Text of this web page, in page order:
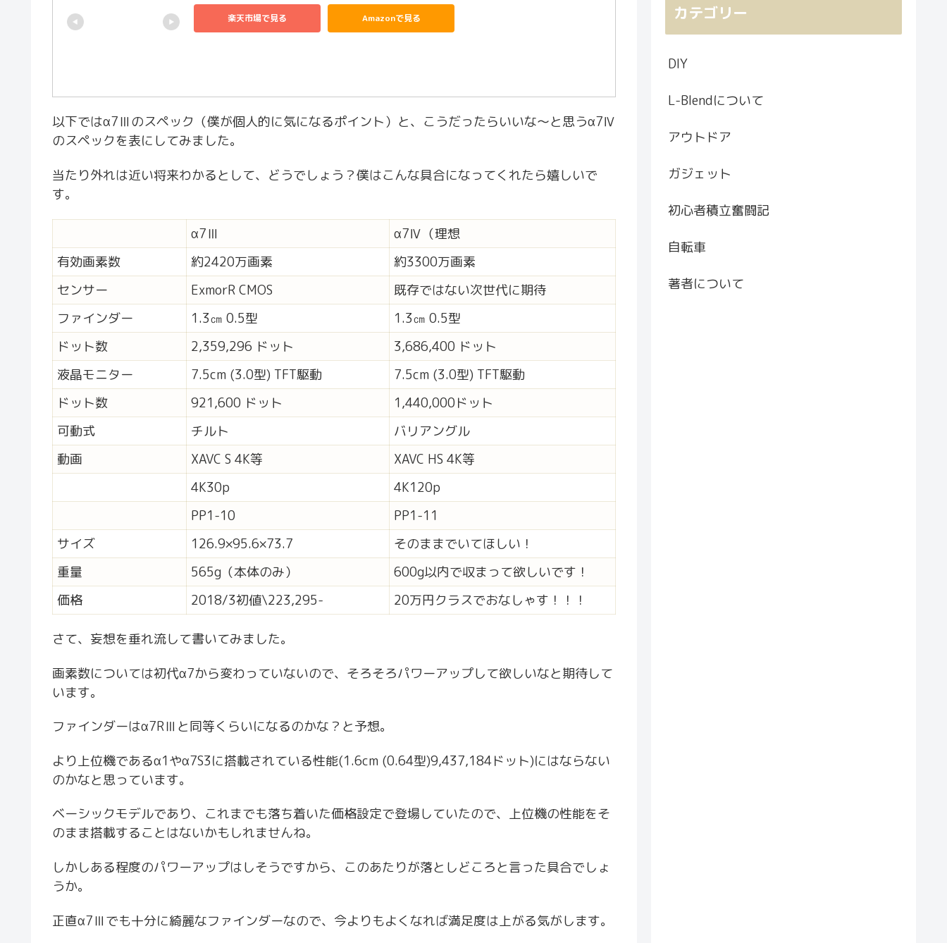
楽天市場で見る Amazonで見る
以下ではα7Ⅲのスペック（僕が個人的に気になるポイント）と、こうだったらいいな～と思うα7Ⅳ
のスペックを表にしてみました。
当たり外れは近い将来わかるとして、どうでしょう？僕はこんな具合になってくれたら嬉しいで
す。
α7Ⅲ
α7Ⅳ（理想
有効画素数
約2420万画素
約3300万画素
センサー
ExmorR CMOS
既存ではない次世代に期待
ファインダー
1.3㎝ 0.5型
1.3㎝ 0.5型
ドット数
2,359,296 ドット
3,686,400 ドット
液晶モニター
7.5cm (3.0型) TFT駆動
7.5cm (3.0型) TFT駆動
ドット数
921,600 ドット
1,440,000ドット
可動式
チルト
バリアングル
動画
XAVC S 4K等
XAVC HS 4K等
4K30p
4K120p
PP1-10
PP1-11
サイズ
126.9×95.6×73.7
そのままでいてほしい！
重量
565g（本体のみ）
600g以内で収まって欲しいです！
価格
2018/3初値\223,295- 20万円クラスでおなしゃす！！！
さて、妄想を垂れ流して書いてみました。
画素数については初代α7から変わっていないので、そろそろパワーアップして欲しいなと期待して
います。
ファインダーはα7RⅢと同等くらいになるのかな？と予想。
より上位機であるα1やα7S3に搭載されている性能(1.6cm (0.64型)9,437,184ドット)にはならない
のかなと思っています。
ベーシックモデルであり、これまでも落ち着いた価格設定で登場していたので、上位機の性能をそ
のまま搭載することはないかもしれませんね。
しかしある程度のパワーアップはしそうですから、このあたりが落としどころと言った具合でしょ
うか。
正直α7Ⅲでも十分に綺麗なファインダーなので、今よりもよくなれば満足度は上がる気がします。
カテゴリー
DIY
L-Blendについて
アウトドア
ガジェット
初心者積立奮闘記
自転車
著者について